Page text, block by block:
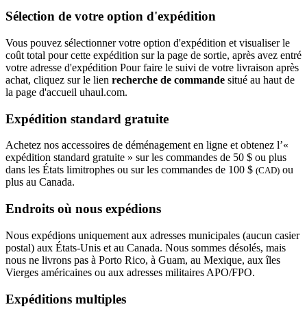
Sélection de votre option d'expédition
Vous pouvez sélectionner votre option d'expédition et visualiser le
coût total pour cette expédition sur la page de sortie, après avez entré
votre adresse d'expédition Pour faire le suivi de votre livraison après
achat, cliquez sur le lien recherche de commande situé au haut de
la page d'accueil uhaul.com.
Expédition standard gratuite
Achetez nos accessoires de déménagement en ligne et obtenez l’«
expédition standard gratuite » sur les commandes de 50 $ ou plus
dans les États limitrophes ou sur les commandes de 100 $ (CAD) ou
plus au Canada.
Endroits où nous expédions
Nous expédions uniquement aux adresses municipales (aucun casier
postal) aux États-Unis et au Canada. Nous sommes désolés, mais
nous ne livrons pas à Porto Rico, à Guam, au Mexique, aux îles
Vierges américaines ou aux adresses militaires APO/FPO.
Expéditions multiples